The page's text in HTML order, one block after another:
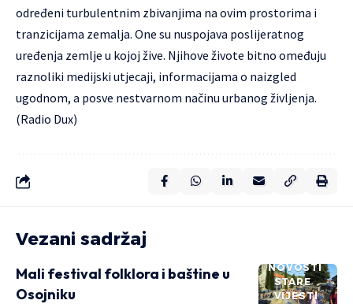
određeni turbulentnim zbivanjima na ovim prostorima i
tranzicijama zemalja. One su nuspojava poslijeratnog
uređenja zemlje u kojoj žive. Njihove živote bitno omeđuju
raznoliki medijski utjecaji, informacijama o naizgled
ugodnom, a posve nestvarnom načinu urbanog življenja.
(Radio Dux)
Vezani sadržaj
NOVOSTI
STARE
VIJESTI
Mali festival folklora i baštine u
Osojniku